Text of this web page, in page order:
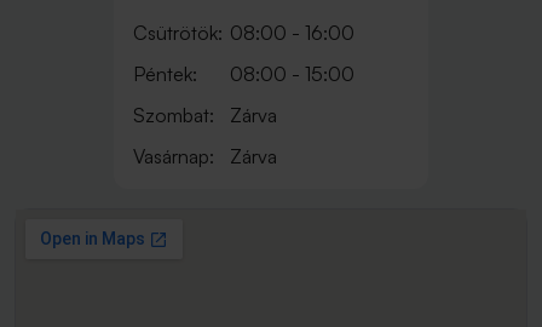
Csütrötök: 08:00 - 16:00
Péntek:
08:00 - 15:00
Szombat:
Zárva
Vasárnap:
Zárva